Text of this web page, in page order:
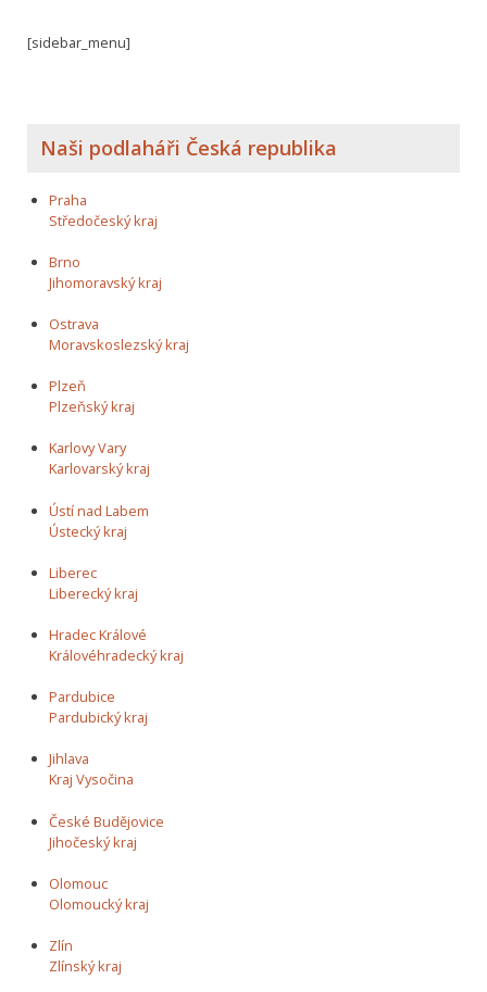
[sidebar_menu]
Naši podlaháři Česká republika
Praha
Středočeský kraj
Brno
Jihomoravský kraj
Ostrava
Moravskoslezský kraj
Plzeň
Plzeňský kraj
Karlovy Vary
Karlovarský kraj
Ústí nad Labem
Ústecký kraj
Liberec
Liberecký kraj
Hradec Králové
Královéhradecký kraj
Pardubice
Pardubický kraj
Jihlava
Kraj Vysočina
České Budějovice
Jihočeský kraj
Olomouc
Olomoucký kraj
Zlín
Zlínský kraj